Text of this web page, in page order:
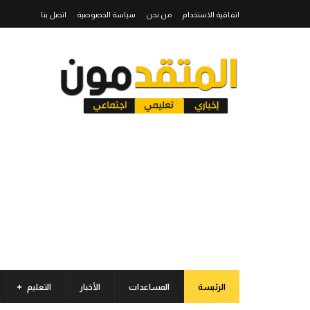
اتفاقية الاستخدام من نحن سياسة الخصوصية اتصل بنا
الرئيسة المساعدات الأخبار التعليم